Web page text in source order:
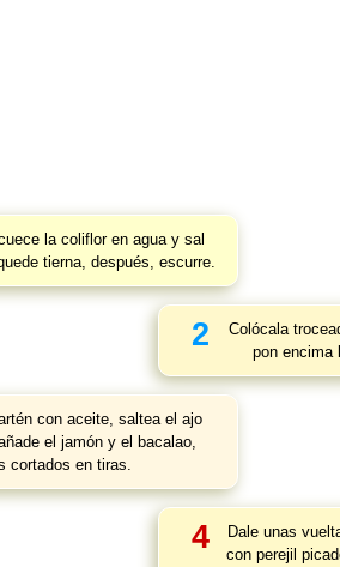
la coliflor en agua y sal
tierna, después, escurre.
2
Colócala
pon encima
con aceite, saltea el ajo
el jamón y el bacalao,
cortados en tiras.
4
Dale unas
con perejil